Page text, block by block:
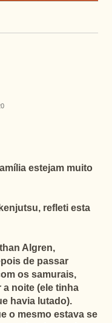
estejam muito
refleti esta
Algren,
de passar
os samurais,
noite (ele tinha
havia lutado).
o mesmo estava se